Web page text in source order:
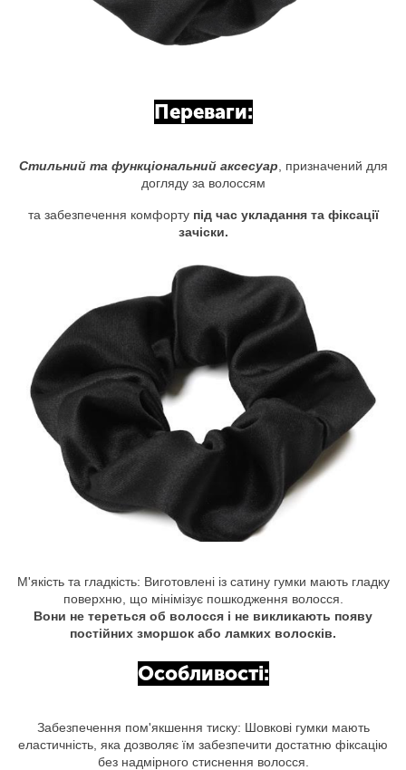
Переваги:
Стильний та функціональний аксесуар, призначений для
догляду за волоссям
та забезпечення комфорту під час укладання та фіксації
зачіски.
М'якість та гладкість: Виготовлені із сатину гумки мають гладку
поверхню, що мінімізує пошкодження волосся.
Вони не тереться об волосся і не викликають появу
постійних зморшок або ламких волосків.
Особливості:
Забезпечення пом'якшення тиску: Шовкові гумки мають
еластичність, яка дозволяє їм забезпечити достатню фіксацію
без надмірного стиснення волосся.